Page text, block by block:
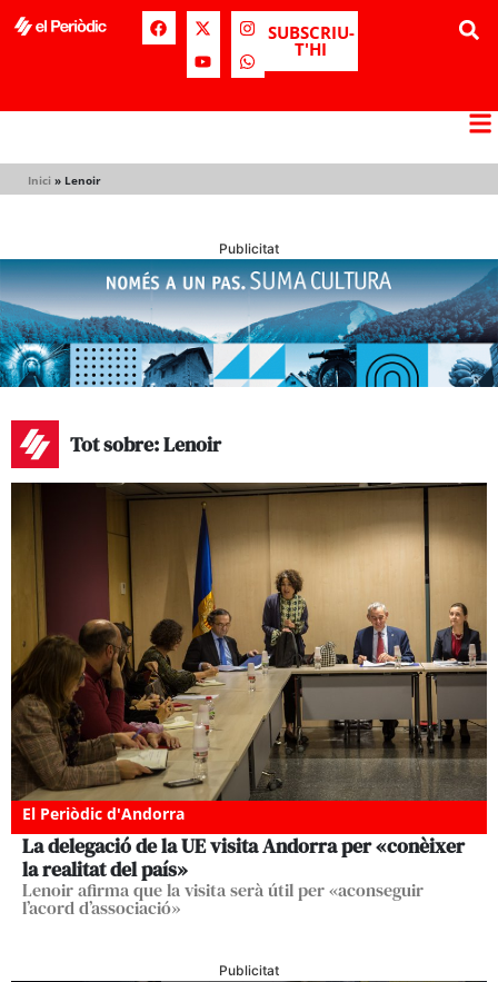
SUBSCRIU-
T'HI
Inici » Lenoir
Publicitat
Tot sobre: Lenoir
El Periòdic d'Andorra
La delegació de la UE visita Andorra per «conèixer
la realitat del país»
Lenoir afirma que la visita serà útil per «aconseguir
l’acord d’associació»
Publicitat